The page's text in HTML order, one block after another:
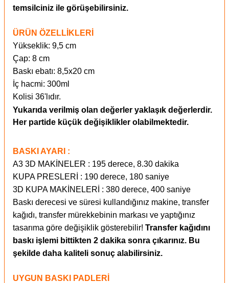
temsilciniz ile görüşebilirsiniz.
ÜRÜN ÖZELLİKLERİ
Yükseklik: 9,5 cm
Çap: 8 cm
Baskı ebatı: 8,5x20 cm
İç hacmi: 300ml
Kolisi 36'lıdır.
Yukarıda verilmiş olan değerler yaklaşık değerlerdir.
Her partide küçük değişiklikler olabilmektedir.
BASKI AYARI :
A3 3D MAKİNELER : 195 derece, 8.30 dakika
KUPA PRESLERİ : 190 derece, 180 saniye
3D KUPA MAKİNELERİ : 380 derece, 400 saniye
Baskı derecesi ve süresi kullandığınız makine, transfer
kağıdı, transfer mürekkebinin markası ve yaptığınız
tasarıma göre değişiklik gösterebilir! Transfer kağıdını
baskı işlemi bittikten 2 dakika sonra çıkarınız. Bu
şekilde daha kaliteli sonuç alabilirsiniz.
UYGUN BASKI PADLERİ